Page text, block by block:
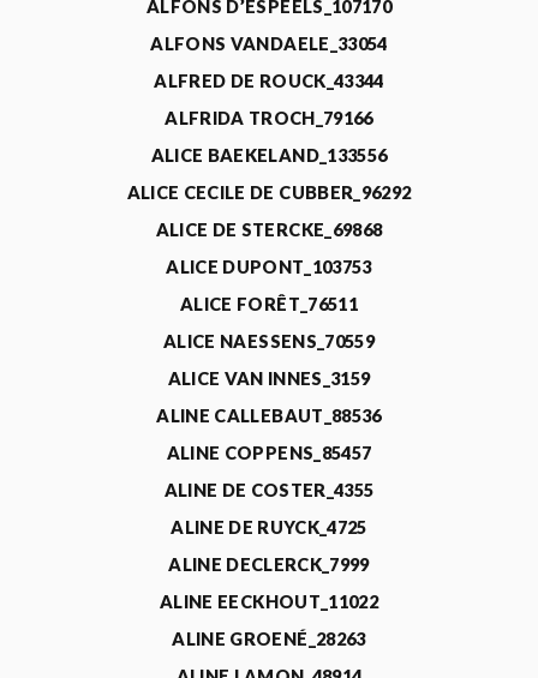
ALFONS D’ESPEELS_107170
ALFONS VANDAELE_33054
ALFRED DE ROUCK_43344
ALFRIDA TROCH_79166
ALICE BAEKELAND_133556
ALICE CECILE DE CUBBER_96292
ALICE DE STERCKE_69868
ALICE DUPONT_103753
ALICE FORÊT_76511
ALICE NAESSENS_70559
ALICE VAN INNES_3159
ALINE CALLEBAUT_88536
ALINE COPPENS_85457
ALINE DE COSTER_4355
ALINE DE RUYCK_4725
ALINE DECLERCK_7999
ALINE EECKHOUT_11022
ALINE GROENÉ_28263